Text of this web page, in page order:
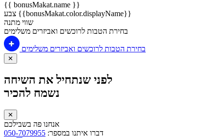
{{ bonusMakat.name }}
צבע {{bonusMakat.color.displayName}}
שווי מתנה
בחירת הטבות לרוכשים ואביזרים משלימים
בחירת הטבות לרוכשים ואביזרים משלימים
✕
לפני שנתחיל את השיחה
נשמח להכיר
✕
אנחנו פה בשבילכם
דברו איתנו במספר: 050-7079955